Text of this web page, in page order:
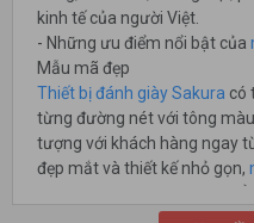
kinh tế của người Việt.
- Những ưu điểm nổi bật của
Mẫu mã đẹp
Thiết bị đánh giày Sakura có
từng đường nét với tông
tượng với khách hàng ngay
đẹp mắt và thiết kế nhỏ gọn,